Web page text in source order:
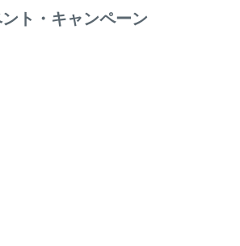
ト・キャンペーン